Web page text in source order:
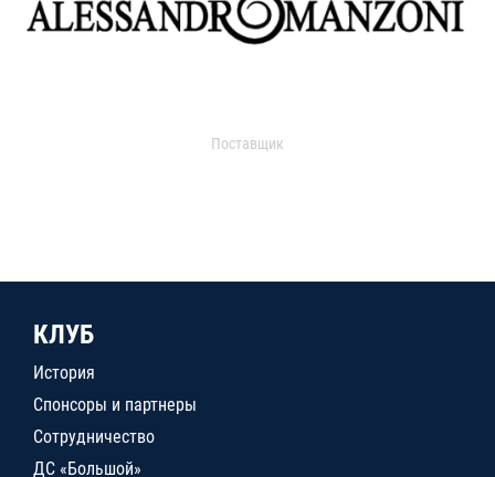
Поставщик
КЛУБ
История
Спонсоры и партнеры
Сотрудничество
ДС «Большой»